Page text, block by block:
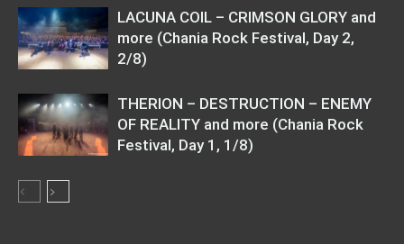
LACUNA COIL – CRIMSON GLORY and
more (Chania Rock Festival, Day 2,
2/8)
THERION – DESTRUCTION – ENEMY
OF REALITY and more (Chania Rock
Festival, Day 1, 1/8)